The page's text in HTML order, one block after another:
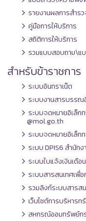
รายงานผลการสำร
คู่มือการให้บริการ
สถิติการให้บริการ
รวมแบบสอบถาม\แ
สำหรับข้าราชการ
ระบบอินทราเน็ต
ระบบงานสารบรรณ
ระบบจดหมายอิเล็ก
@mol.go.th
ระบบจดหมายอิเล็ก
ระบบ DPIS6 สำนัก
ระบบใบแจ้งเงินเดือ
ระบบสารสนเทศเพื่
รวมลิงก์ระบบสารส
เว็บไซต์การบริหาร
สหกรณ์ออมทรัพย์ก